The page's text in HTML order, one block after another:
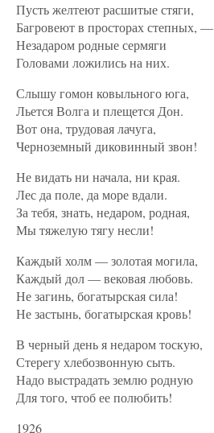
Пусть желтеют расшитые стяги,
Багровеют в просторах степных, —
Незадаром родные сермяги
Головами ложились на них.
Слышу гомон ковыльного юга,
Льется Волга и плещется Дон.
Вот она, трудовая лачуга,
Черноземный диковинный звон!
Не видать ни начала, ни края.
Лес да поле, да море вдали.
За тебя, знать, недаром, родная,
Мы тяжелую тягу несли!
Каждый холм — золотая могила,
Каждый дол — вековая любовь.
Не загинь, богатырская сила!
Не застынь, богатырская кровь!
В черный день я недаром тоскую,
Стерегу хлебозвонную сыть.
Надо выстрадать землю родную
Для того, чтоб ее полюбить!
1926